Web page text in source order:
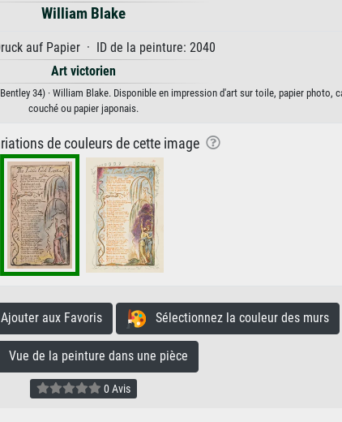
William Blake
auf Papier · ID de la peinture: 2040
Art victorien
34) · William Blake. Disponible en impression d'art sur toile, papier photo,
couché ou papier japonais.
de couleurs de cette image
aux Favoris Sélectionnez la couleur des murs
de la peinture dans une pièce
0 Avis